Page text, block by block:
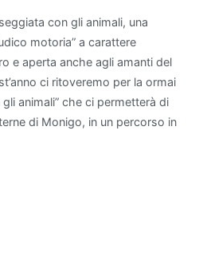
con gli animali, una
motoria” a carattere
e aperta anche agli amanti del
ci ritoveremo per la ormai
animali” che ci permetterà di
di Monigo, in un percorso in